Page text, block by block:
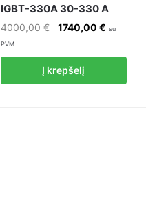
IGBT-330A 30-330 A
4000,00€
Original
was:
4000,00 €.
1740,00€ Current
is:
su
PVM
Į krepšelį